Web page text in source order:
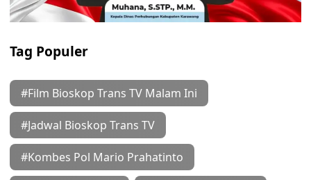
Tag Populer
#Film Bioskop Trans TV Malam Ini
#Jadwal Bioskop Trans TV
#Kombes Pol Mario Prahatinto